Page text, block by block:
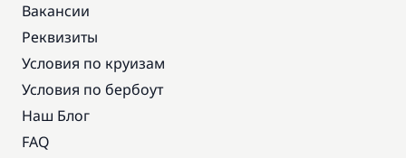
Вакансии
Реквизиты
Условия по круизам
Условия по бербоут
Наш Блог
FAQ